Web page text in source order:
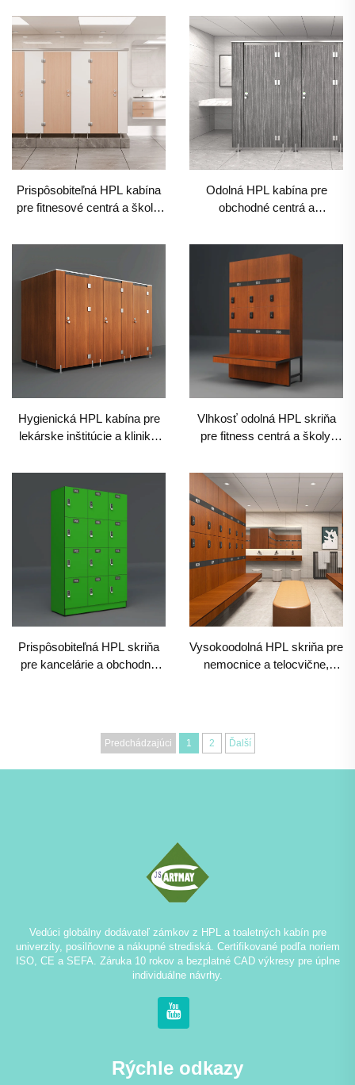
vlhkosť odolné komerčné
úloženie
komerčne odolné úloženie
Prispôsobiteľná HPL kabína
pre fitnesové centrá a školy,
pregrada
Odolná HPL kabína pre
obchodné centrá a
izolovaná komerčná pregrada
Hygienická HPL kabína pre
lekárske inštitúcie a kliniky,
pregrada
Vlhkosť odolná HPL skriňa
pre fitness centrá a školy,
možnosťou prispôsobenia
Prispôsobiteľná HPL skriňa
pre kancelárie a obchodné
Vysokoodolná HPL skriňa pre
nemocnice a telocvične,
Predchádzajúci 1 2 Ďalší
Vedúci globálny dodávateľ zámkov z HPL a toaletných kabín pre
univerzity, posilňovne a nákupné strediská. Certifikované podľa noriem
ISO, CE a SEFA. Záruka 10 rokov a bezplatné CAD výkresy pre úplne
individuálne návrhy.
Rýchle odkazy